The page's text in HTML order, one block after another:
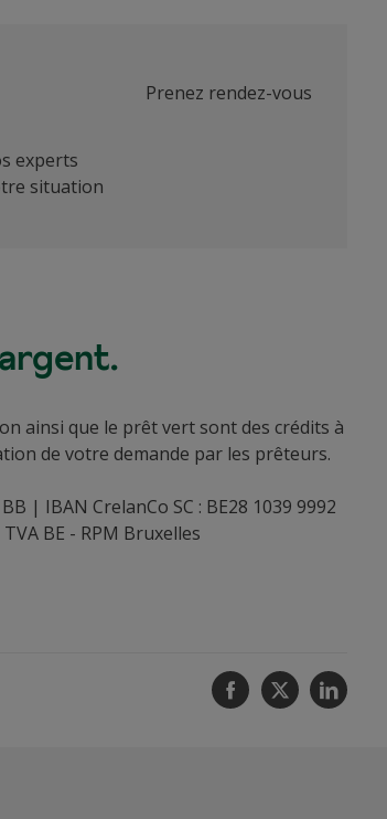
experts
situation
Prenez rendez-vous
ainsi que le prêt vert sont des crédits à
de votre demande par les prêteurs.
| IBAN CrelanCo SC : BE28 1039 9992
BE - RPM Bruxelles
Facebook
Twitter